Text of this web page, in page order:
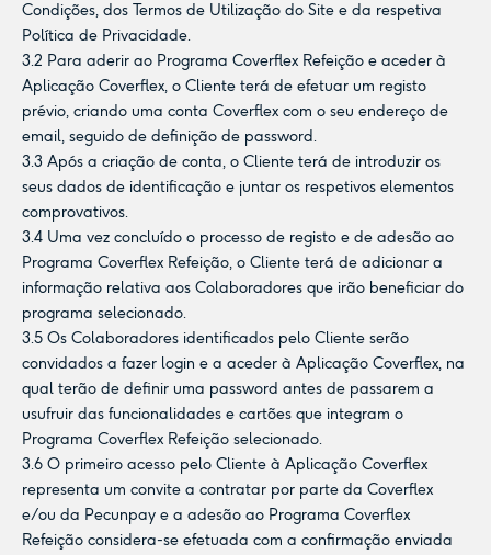
Condições, dos Termos de Utilização do Site e da respetiva
Política de Privacidade.
3.2 Para aderir ao Programa Coverflex Refeição e aceder à
Aplicação Coverflex, o Cliente terá de efetuar um registo
prévio, criando uma conta Coverflex com o seu endereço de
email, seguido de definição de password.
3.3 Após a criação de conta, o Cliente terá de introduzir os
seus dados de identificação e juntar os respetivos elementos
comprovativos.
3.4 Uma vez concluído o processo de registo e de adesão ao
Programa Coverflex Refeição, o Cliente terá de adicionar a
informação relativa aos Colaboradores que irão beneficiar do
programa selecionado.
3.5 Os Colaboradores identificados pelo Cliente serão
convidados a fazer login e a aceder à Aplicação Coverflex, na
qual terão de definir uma password antes de passarem a
usufruir das funcionalidades e cartões que integram o
Programa Coverflex Refeição selecionado.
3.6 O primeiro acesso pelo Cliente à Aplicação Coverflex
representa um convite a contratar por parte da Coverflex
e/ou da Pecunpay e a adesão ao Programa Coverflex
Refeição considera-se efetuada com a confirmação enviada